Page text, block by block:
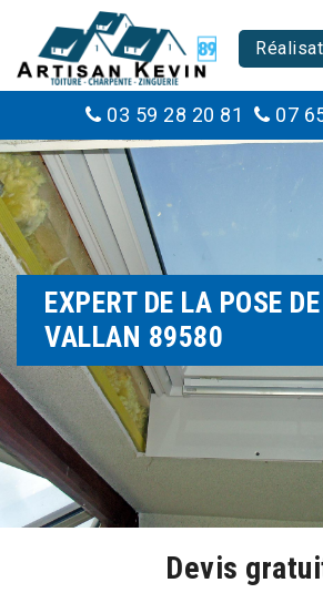
03 59 28 20 81 07
EXPERT DE LA POSE
VALLAN 89580
Devis